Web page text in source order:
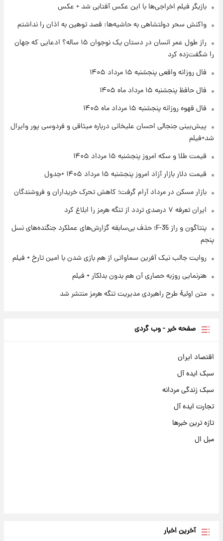
۲۰ ساعت پیش
فال روزانه واقعی پنجشنبه ۱۵ مرداد ۱۴۰۵
۱ روز پیش
نام خودرو، مبلغ پیش پرداخت و زمان تحویل |
سود مشارکت چند درصد است؟
بازیگر فیلم اخراجی‌ها با این عکس آفتابی شد + عکس
واکنش سحر دولتشاهی به حاشیه‌ها: قصد توهین به اذان را نداشتم
راز طول عمر انسان در دستان یک نوجوان ۱۵ ساله؟ ادعایی که جهان
را شگفت‌زده کرد
فال روزانه واقعی پنجشنبه ۱۵ مرداد ۱۴۰۵
فال حافظ پنجشنبه ۱۵ مرداد ماه ۱۴۰۵
فال قهوه روزانه پنجشنبه ۱۵ مرداد ماه ۱۴۰۵
پیش‌بینی جنجالی احسان علیخانی درباره میثاقی و فردوسی پور وایرال
شد+فیلم
قیمت طلا و سکه امروز پنجشنبه ۱۵ مرداد ۱۴۰۵
قیمت دلار بازار آزاد امروز پنجشنبه ۱۵ مرداد ۱۴۰۵ +جدول
بازار مسکن در مرداد آرام گرفت؛ کاهش تحرک خریداران و فروشندگان
ایران تعرفه ۷ درصدی تردد از تنگه هرمز را ابلاغ کرد
پنتاگون و راز F-35؛ حذف بی‌سابقه گزارش‌های عملکرد جنگنده‌های نسل
پنجم
روایت جالب نیک آفرین سماواتی از هم بازی شدن با امین تارخ + فیلم
هنرنمایی روزبه حصاری آن هم بدون بدلکار + فیلم
متن اولیۀ طرح راهبردی مدیریت تنگه هرمز منتشر شد
صفحه خبر - وب گردی
اقتصاد ایران
سبک ایده آل
سبک زندگی مردانه
تجارت ایده آل
تازه ترین خبرها
مبل ال
آخرین اخبار